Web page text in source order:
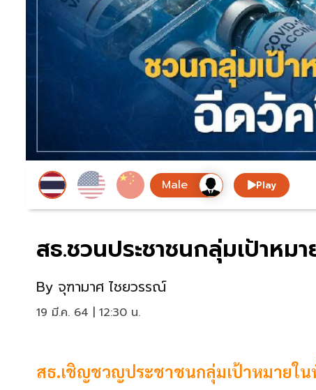
Play
สธ.ชวนประชาชนกลุ่มเป้าหม
By จุฑามาศ ไชยวรรณ์
19 มี.ค. 64 | 12:30 น.
สธ.เชิญชวญประชาชนกลุ่มเป้าหมายใ